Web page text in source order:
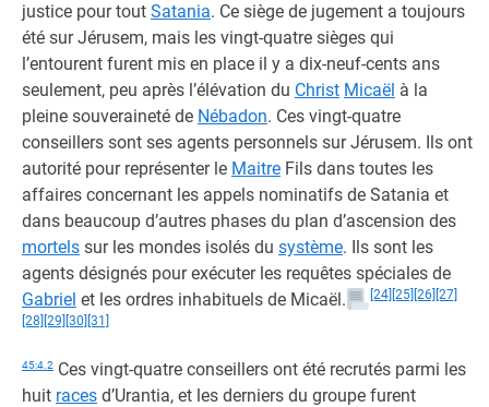
justice pour tout Satania. Ce siège de jugement a toujours
été sur Jérusem, mais les vingt-quatre sièges qui
l’entourent furent mis en place il y a dix-neuf-cents ans
seulement, peu après l’élévation du Christ Micaël à la
pleine souveraineté de Nébadon. Ces vingt-quatre
conseillers sont ses agents personnels sur Jérusem. Ils ont
autorité pour représenter le Maitre Fils dans toutes les
affaires concernant les appels nominatifs de Satania et
dans beaucoup d’autres phases du plan d’ascension des
mortels sur les mondes isolés du système. Ils sont les
agents désignés pour exécuter les requêtes spéciales de
Gabriel et les ordres inhabituels de Micaël. [24] [25] [26] [27]
[28] [29] [30] [31]
45:4.2 Ces vingt-quatre conseillers ont été recrutés parmi les
huit races d’Urantia, et les derniers du groupe furent